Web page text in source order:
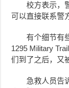
校方表示，
可以直接联系警
有个细节有
1295 Military
们到了之后，又
急救人员告